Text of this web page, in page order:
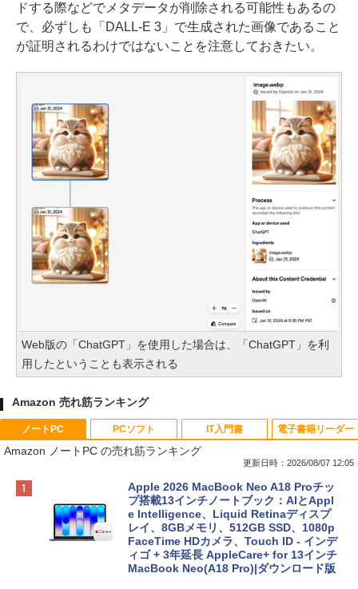
ドする際などでメタデータが削除される可能性もあるの
で、必ずしも「DALL-E 3」で生成された画像であること
が証明されるわけではないことを注意しておきたい。
Web版の「ChatGPT」を使用した場合は、「ChatGPT」を利
用したということも表示される
Amazon 売れ筋ランキング
ノートPC
Amazon ノートPC の売れ筋ランキング
更新日時：2026/08/07 12:05
Apple 2026 MacBook Neo A18 Proチッ
プ搭載13インチノートブック：AIとAppl
e Intelligence、Liquid Retinaディスプ
レイ、8GBメモリ、512GB SSD、1080p
FaceTime HDカメラ、Touch ID - インデ
ィゴ + 3年延長 AppleCare+ for 13インチ
MacBook Neo(A18 Pro)|ダウンロード版
PCソフト IT入門書 電子書籍リーダー